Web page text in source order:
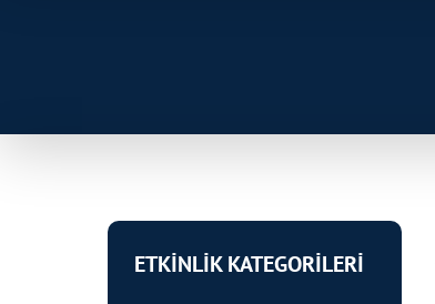
ETKİNLİK KATEGORİLERİ